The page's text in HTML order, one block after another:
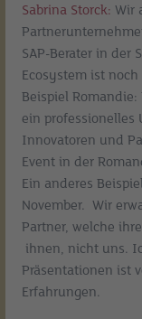
Sabrina Storck: Wir
SAP-Berater in der
Ecosystem ist
Beispiel
ein professionelles
Innovatoren und
Event in der
Ein anderes
November. Wir
Partner, welche
ihnen, nicht uns.
Präsentationen ist
Erfahrungen.